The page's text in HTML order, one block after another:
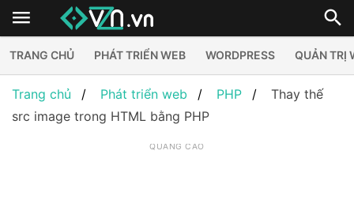
TRANG CHỦ PHÁT TRIỂN WEB WORDPRESS QUẢN TRỊ
Trang chủ Phát triển web PHP
Thay thế
src image trong HTML bằng PHP
QUẢNG CÁO